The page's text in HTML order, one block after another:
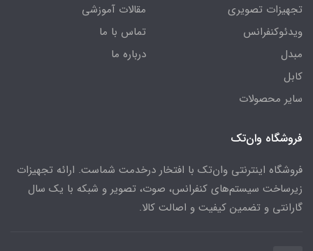
تجهیزات تصویری
ویدئوکنفرانس
مبدل
کابل
سایر محصولات
مقالات آموزشی
تماس با ما
درباره ما
فروشگاه وان‌تک
فروشگاه اینترنتی وان‌تک با افتخار درخدمت شماست. ارائه تجهیزات
زیرساخت سیستم‌های کنفرانس، صوت، تصویر و شبکه با یک سال
گارانتی و تضمین کیفیت و اصالت کالا.